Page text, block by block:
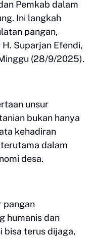
Pemkab dalam
Ini langkah
pangan,
Suparjan Efendi,
(28/9/2025).
unsur
bukan hanya
kehadiran
dalam
desa.
pangan
humanis dan
bisa terus dijaga,